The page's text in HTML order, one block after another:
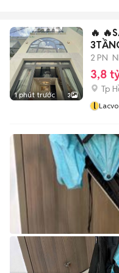
1 phút trước 3
🔥
2 PN
3,8
Tp
l Lacvo